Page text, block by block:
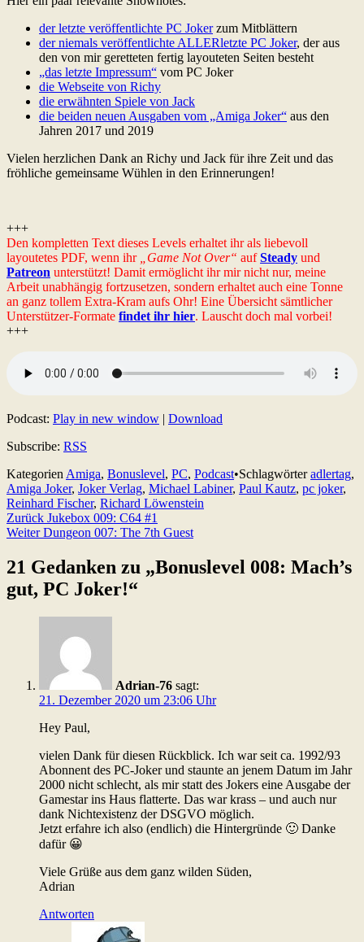
der letzte veröffentlichte PC Jokerzum Mitblättern
der niemals veröffentlichte ALLERletzte PC Joker, der aus
den von mir geretteten fertig layouteten Seiten besteht
„das letzte Impressum“ vom PC Joker
die Webseite von Richy
die erwähnten Spiele von Jack
die beiden neuen Ausgaben vom „Amiga Joker“ aus den
Jahren 2017 und 2019
Vielen herzlichen Dank an Richy und Jack für ihre Zeit und das
fröhliche gemeinsame Wühlen in den Erinnerungen!
+++
Den kompletten Text dieses Levels erhaltet ihr als liebevoll
layoutetes PDF, wenn ihr
„Game Not Over“ aufSteady und
Patreon unterstützt! Damit ermöglicht ihr mir nicht nur, meine
Arbeit unabhängig fortzusetzen, sondern erhaltet auch eine Tonne
an ganz tollem Extra-Kram aufs Ohr! Eine Übersicht sämtlicher
Unterstützer-Formate findet ihr hier. Lauscht doch mal vorbei!
+++
Podcast: Play in new window | Download
Subscribe: RSS
Kategorien Amiga, Bonuslevel, PC, Podcast•Schlagwörteradlertag,
Amiga Joker, Joker Verlag, Michael Labiner, Paul Kautz, pc joker,
Reinhard Fischer, Richard Löwenstein
Beitragsnavigation
Zurück Jukebox 009: C64 #1
Weiter Dungeon 007: The 7th Guest
21 Gedanken zu „Bonuslevel 008: Mach’s
gut, PC Joker!“
Adrian-76 sagt:
21. Dezember 2020 um 23:06 Uhr
Hey Paul,
vielen Dank für diesen Rückblick. Ich war seit ca. 1992/93
Abonnent des PC-Joker und staunte an jenem Datum im Jahr
2000 nicht schlecht, als mir statt des Jokers eine Ausgabe der
Gamestar ins Haus flatterte. Das war krass – und auch nur
dank Nichtexistenz der DSGVO möglich.
Jetzt erfahre ich also (endlich) die Hintergründe 🙂 Danke
dafür 😀
Viele Grüße aus dem ganz wilden Süden,
Adrian
Antworten